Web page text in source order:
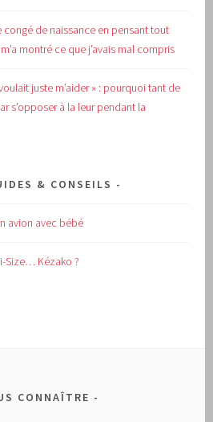
congé de naissance en pensant tout
montré ce que j’avais mal compris
juste m’aider » : pourquoi tant de
s’opposer à la leur pendant la
& CONSEILS
avion avec bébé
Size… Kézako ?
CONNAÎTRE